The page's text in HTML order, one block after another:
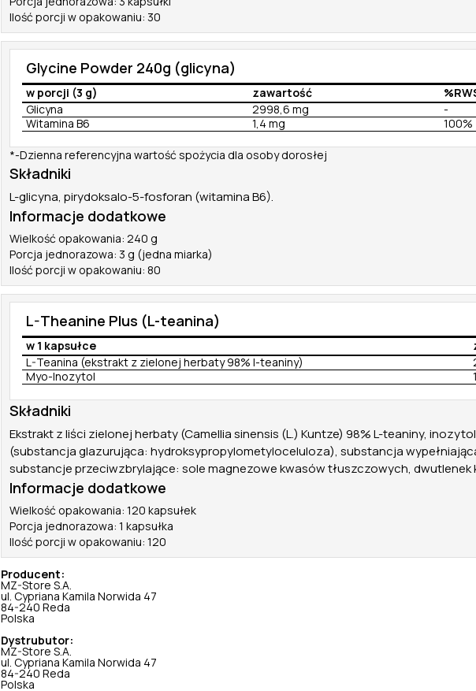
Ilość porcji w opakowaniu: 30
Glycine Powder 240g (glicyna)
w porcji (3 g) zawartość
Glicyna
2998,6 mg
-
Witamina B6
1,4 mg 100%
*-Dzienna referencyjna wartość spożycia dla osoby dorosłej
Składniki
L-glicyna, pirydoksalo-5-fosforan (witamina B6).
Informacje dodatkowe
Wielkość opakowania: 240 g
Porcja jednorazowa: 3 g (jedna miarka)
Ilość porcji w opakowaniu: 80
L-Theanine Plus (L-teanina)
w 1 kapsułce
L-Teanina (ekstrakt z zielonej herbaty 98% l-teaniny)
Myo-Inozytol
Składniki
Ekstrakt z liści zielonej herbaty (Camellia sinensis (L.) Kuntze) 98% L-teaniny,
(substancja glazurująca: hydroksypropylometyloceluloza), substancja
substancje przeciwzbrylające: sole magnezowe kwasów tłuszczowych, dwutlenek
Informacje dodatkowe
Wielkość opakowania: 120 kapsułek
Porcja jednorazowa: 1 kapsułka
Ilość porcji w opakowaniu: 120
Producent:
MZ-Store S.A.
ul. Cypriana Kamila Norwida 47
84-240 Reda
Polska
Dystrubutor:
MZ-Store S.A.
ul. Cypriana Kamila Norwida 47
84-240 Reda
Polska